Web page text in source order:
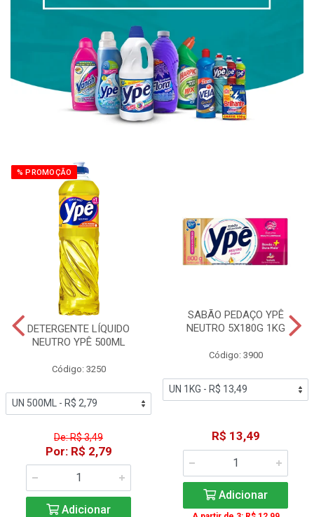
% PROMOÇÃO
DETERGENTE LÍQUIDO
NEUTRO YPÊ 500ML
Código: 3250
De: R$ 3,49
Por: R$ 2,79
Adicionar
SABÃO PEDAÇO YPÊ
NEUTRO 5X180G 1KG
Código: 3900
R$ 13,49
Adicionar